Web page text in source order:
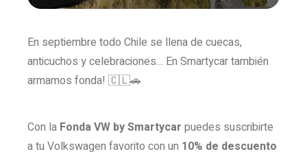
En septiembre todo Chile se llena de cuecas,
anticuchos y celebraciones… En Smartycar también
armamos fonda! 🇨🇱🚗
Con la Fonda VW by Smartycar puedes suscribirte
a tu Volkswagen favorito con un 10% de descuento